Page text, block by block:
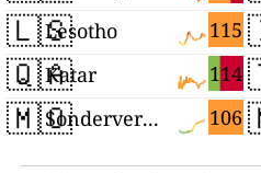
🇱🇸 115
Lesotho
🇶🇦 114
Katar
🇲🇴 106
Sonderverwaltungsregion Macau